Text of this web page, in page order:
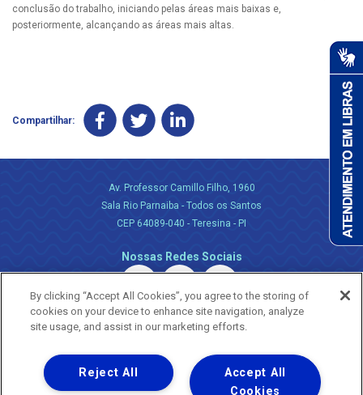
conclusão do trabalho, iniciando pelas áreas mais baixas e,
posteriormente, alcançando as áreas mais altas.
Compartilhar:
Av. Professor Camillo Filho, 1960
Sala Rio Parnaiba - Todos os Santos
CEP 64089-040 - Teresina - PI
Nossas Redes Sociais
Uma empresa
Copyright ® 2026 - Todos os Direitos Reservados.
By clicking “Accept All Cookies”, you agree to the storing of
cookies on your device to enhance site navigation, analyze
site usage, and assist in our marketing efforts.
Accept All
Cookies
Reject All